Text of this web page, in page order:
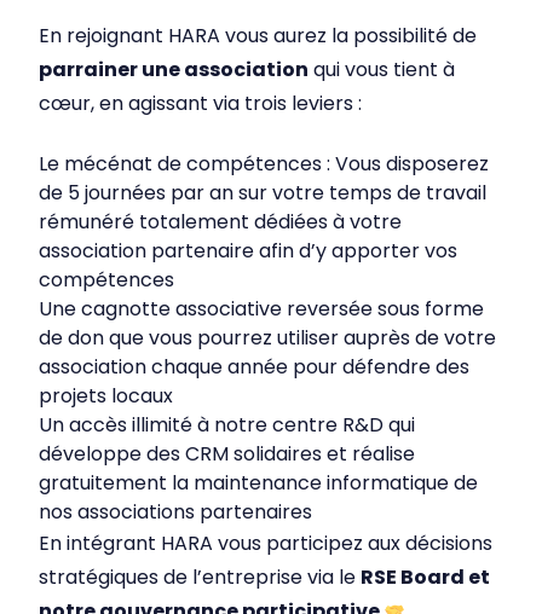
En rejoignant HARA vous aurez la possibilité de
parrainer une association qui vous tient à
cœur, en agissant via trois leviers :
Le mécénat de compétences : Vous disposerez
de 5 journées par an sur votre temps de travail
rémunéré totalement dédiées à votre
association partenaire afin d’y apporter vos
compétences
Une cagnotte associative reversée sous forme
de don que vous pourrez utiliser auprès de votre
association chaque année pour défendre des
projets locaux
Un accès illimité à notre centre R&D qui
développe des CRM solidaires et réalise
gratuitement la maintenance informatique de
nos associations partenaires
En intégrant HARA vous participez aux décisions
stratégiques de l’entreprise via le RSE Board et